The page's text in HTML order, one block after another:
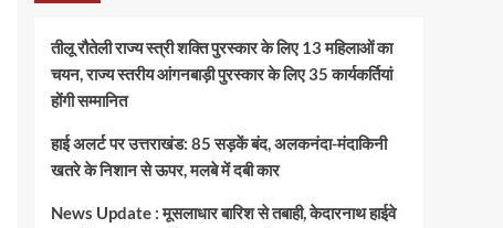
तीलू रौतेली राज्य स्त्री शक्ति पुरस्कार के लिए 13 महिलाओं का
चयन, राज्य स्तरीय आंगनबाड़ी पुरस्कार के लिए 35 कार्यकर्तियां
होंगी सम्मानित
हाई अलर्ट पर उत्तराखंड: 85 सड़कें बंद, अलकनंदा-मंदाकिनी
खतरे के निशान से ऊपर, मलबे में दबी कार
News Update : मूसलाधार बारिश से तबाही, केदारनाथ हाईवे